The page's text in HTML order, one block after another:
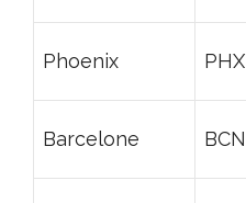
Phoenix PHX
Barcelone BCN